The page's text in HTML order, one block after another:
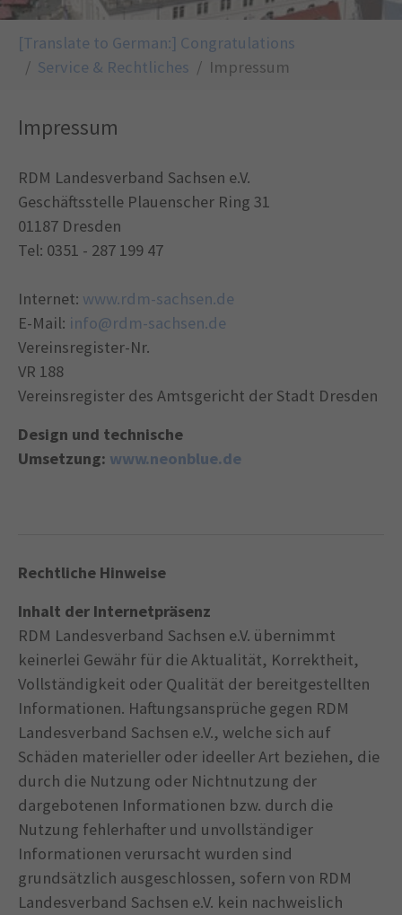
[Translate to German:] Congratulations
Service & Rechtliches
Impressum
Impressum
RDM Landesverband Sachsen e.V.
Geschäftsstelle Plauenscher Ring 31
01187 Dresden
Tel: 0351 - 287 199 47
Internet: www.rdm-sachsen.de
E-Mail: info@rdm-sachsen.de
Vereinsregister-Nr.
VR 188
Vereinsregister des Amtsgericht der Stadt Dresden
Design und technische
Umsetzung: www.neonblue.de
Rechtliche Hinweise
Inhalt der Internetpräsenz
RDM Landesverband Sachsen e.V. übernimmt
keinerlei Gewähr für die Aktualität, Korrektheit,
Vollständigkeit oder Qualität der bereitgestellten
Informationen. Haftungsansprüche gegen RDM
Landesverband Sachsen e.V., welche sich auf
Schäden materieller oder ideeller Art beziehen, die
durch die Nutzung oder Nichtnutzung der
dargebotenen Informationen bzw. durch die
Nutzung fehlerhafter und unvollständiger
Informationen verursacht wurden sind
grundsätzlich ausgeschlossen, sofern von RDM
Landesverband Sachsen e.V. kein nachweislich